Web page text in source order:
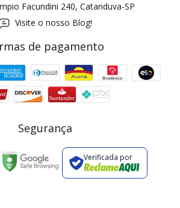
Facundini 240, Catanduva-SP
Visite o nosso Blog!
de pagamento
Segurança
Verificada por
GANHE5
7% OFF